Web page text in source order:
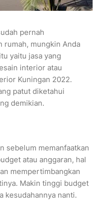
pernah
rumah, mungkin Anda
yaitu jasa yang
interior atau
Kuningan 2022.
patut diketahui
demikian.
sebelum memanfaatkan
atau anggaran, hal
mempertimbangkan
Makin tinggi budget
kesudahannya nanti.